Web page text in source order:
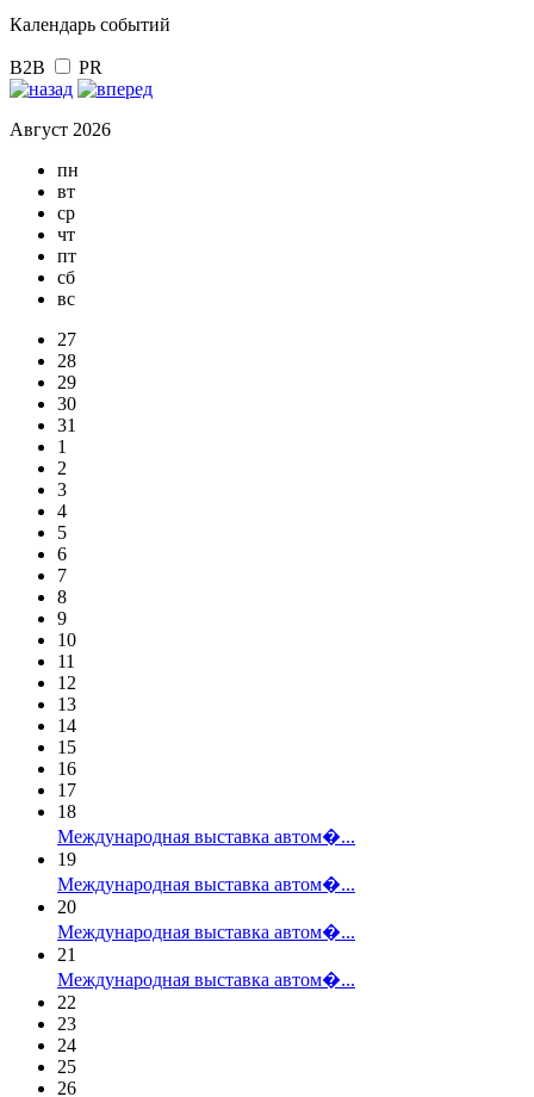
Календарь событий
B2B PR
Август 2026
пн
вт
ср
чт
пт
сб
вс
27
28
29
30
31
1
2
3
4
5
6
7
8
9
10
11
12
13
14
15
16
17
18
Международная выставка автом�...
19
Международная выставка автом�...
20
Международная выставка автом�...
21
Международная выставка автом�...
22
23
24
25
26